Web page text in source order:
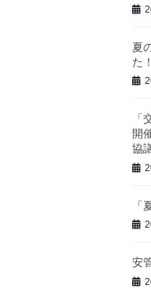
夏
た！
開
協
「
安